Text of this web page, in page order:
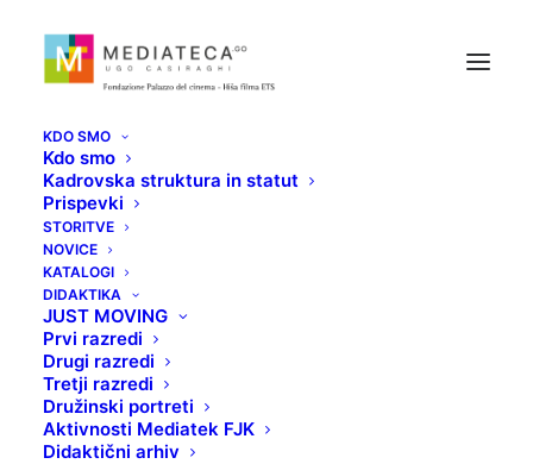
KDO SMO
Kdo smo
Kadrovska struktura in statut
Prispevki
STORITVE
NOVICE
KATALOGI
DIDAKTIKA
JUST MOVING
Prvi razredi
Drugi razredi
Tretji razredi
Družinski portreti
Aktivnosti Mediatek FJK
Didaktični arhiv
Fond La Caravella
Film